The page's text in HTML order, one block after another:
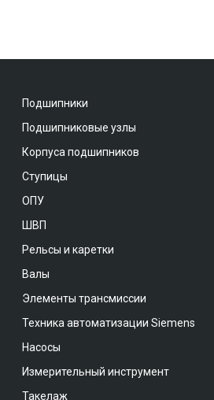
Подшипники
Подшипниковые узлы
Корпуса подшипников
Ступицы
ОПУ
ШВП
Рельсы и каретки
Валы
Элементы трансмиссии
Техника автоматизации Siemens
Насосы
Измерительный инструмент
Такелаж